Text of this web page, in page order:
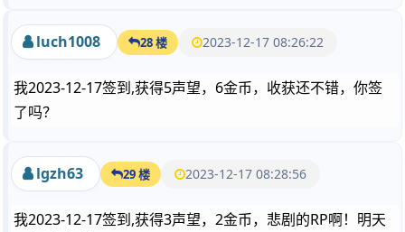
luch1008 28 楼 2023-12-17 08:26:22
我2023-12-17签到,获得5声望，6金币，收获还不错，你签
了吗？
lgzh63 29 楼 2023-12-17 08:28:56
我2023-12-17签到,获得3声望，2金币，悲剧的RP啊！明天